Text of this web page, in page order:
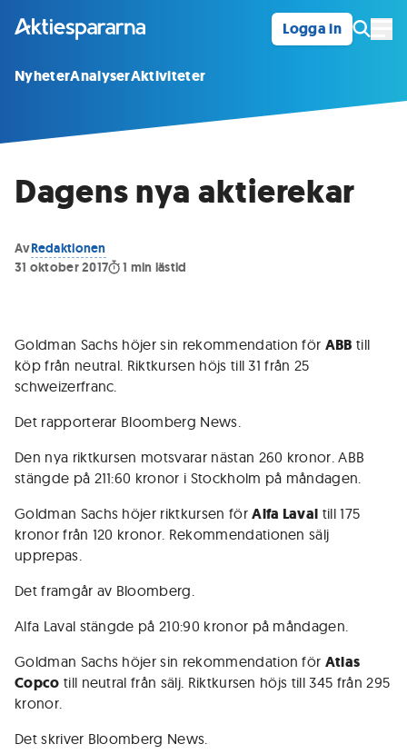
Logga in
NyheterAnalyserAktiviteter
Dagens nya aktierekar
AvRedaktionen
31 oktober 2017
1 min lästid
Goldman Sachs höjer sin rekommendation för ABB till
köp från neutral. Riktkursen höjs till 31 från 25
schweizerfranc.
Det rapporterar Bloomberg News.
Den nya riktkursen motsvarar nästan 260 kronor. ABB
stängde på 211:60 kronor i Stockholm på måndagen.
Goldman Sachs höjer riktkursen förAlfa Laval till 175
kronor från 120 kronor. Rekommendationen sälj
upprepas.
Det framgår av Bloomberg.
Alfa Laval stängde på 210:90 kronor på måndagen.
Goldman Sachs höjer sin rekommendation för Atlas
Copco till neutral från sälj. Riktkursen höjs till 345 från 295
kronor.
Det skriver Bloomberg News.